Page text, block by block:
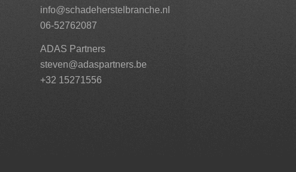
info@schadeherstelbranche.nl
06-52762087
ADAS Partners
steven@adaspartners.be
+32 15271556